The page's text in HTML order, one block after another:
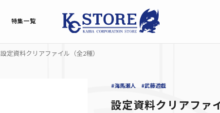
特集一覧
設定資料クリアファイル（全2種）
#海馬瀬人 #武藤遊戯
設定資料クリアファ